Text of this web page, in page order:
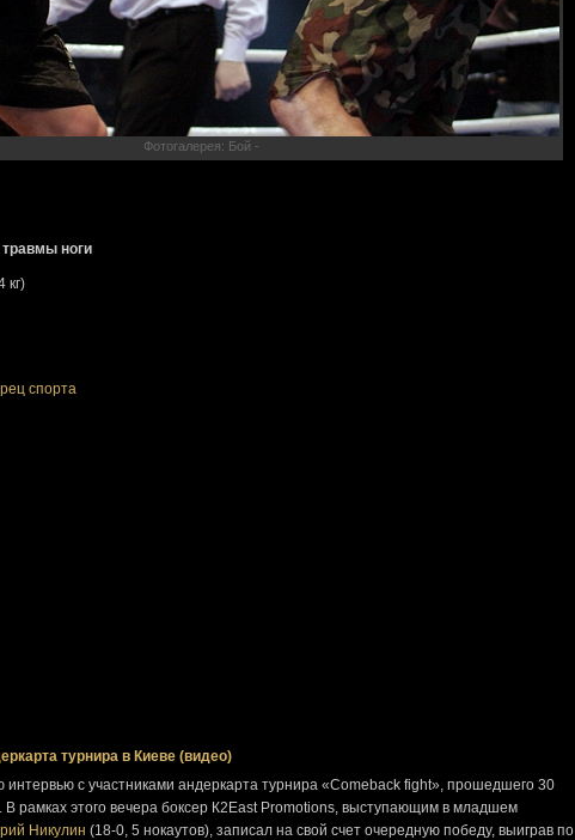
Фотогалерея: Бой -
травмы ноги
кг)
спорта
турнира в Киеве (видео)
с участниками андеркарта турнира «Comeback fight», прошедшего 30
В рамках этого вечера боксер К2East Promotions, выступающим в младшем
Никулин (18-0, 5 нокаутов), записал на свой счет очередную победу, выиграв по